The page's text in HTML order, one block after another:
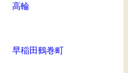
高輪
早稲田鶴巻町